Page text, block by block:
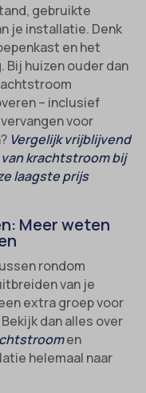
gebruikte
je installatie. Denk
en het
Bij huizen ouder dan
– inclusief
voor
Vergelijk vrijblijvend
krachtstroom bij
laagste prijs
Meer weten
rondom
van je
extra groep voor
dan alles over
en
helemaal naar